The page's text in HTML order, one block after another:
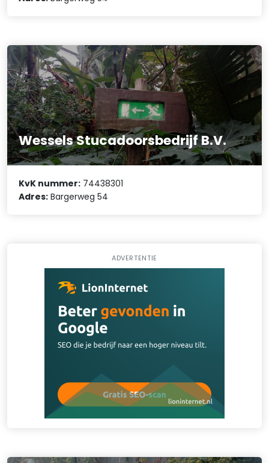
Wessels Stucadoorsbedrijf B.V.
KvK nummer: 74438301
Adres: Bargerweg 54
ADVERTENTIE